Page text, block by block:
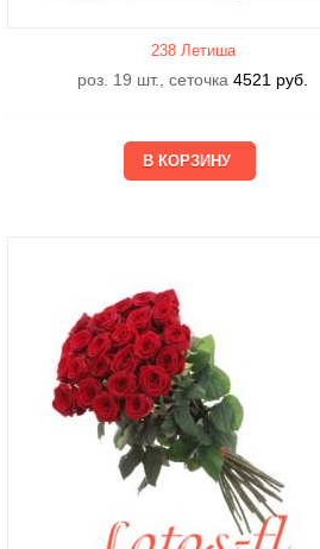
238 Летишa
роз. 19 шт., сеточка 4521 руб.